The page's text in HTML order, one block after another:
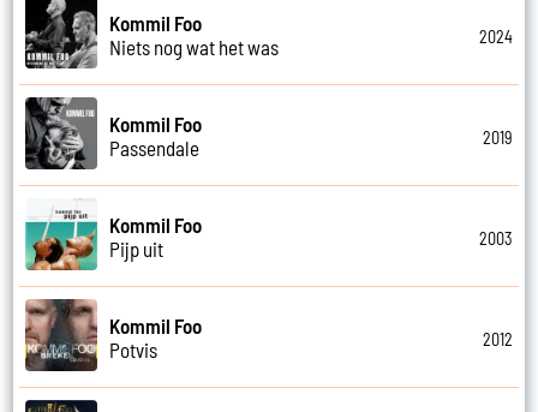
Kommil Foo
Niets nog wat het was
2024
Kommil Foo
Passendale
2019
Kommil Foo
Pijp uit
2003
Kommil Foo
Potvis
2012